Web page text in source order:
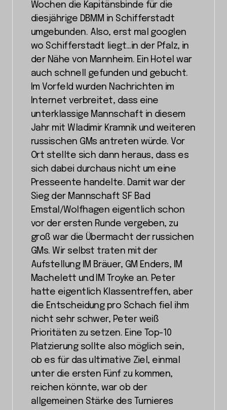
Wochen die Kapitänsbinde für die
diesjährige DBMM in Schifferstadt
umgebunden. Also, erst mal googlen
wo Schifferstadt liegt…in der Pfalz, in
der Nähe von Mannheim. Ein Hotel war
auch schnell gefunden und gebucht.
Im Vorfeld wurden Nachrichten im
Internet verbreitet, dass eine
unterklassige Mannschaft in diesem
Jahr mit Wladimir Kramnik und weiteren
russischen GMs antreten würde. Vor
Ort stellte sich dann heraus, dass es
sich dabei durchaus nicht um eine
Presseente handelte. Damit war der
Sieg der Mannschaft SF Bad
Emstal/Wolfhagen eigentlich schon
vor der ersten Runde vergeben, zu
groß war die Übermacht der russichen
GMs. Wir selbst traten mit der
Aufstellung IM Bräuer, GM Enders, IM
Machelett und IM Troyke an. Peter
hatte eigentlich Klassentreffen, aber
die Entscheidung pro Schach fiel ihm
nicht sehr schwer, Peter weiß
Prioritäten zu setzen. Eine Top-10
Platzierung sollte also möglich sein,
ob es für das ultimative Ziel, einmal
unter die ersten Fünf zu kommen,
reichen könnte, war ob der
allgemeinen Stärke des Turnieres